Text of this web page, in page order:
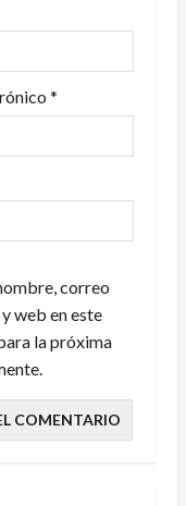
*
correo
web en este
la próxima